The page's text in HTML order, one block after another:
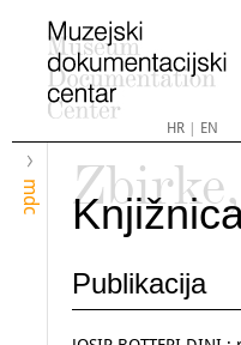
HR| EN
mdc
Publikacija